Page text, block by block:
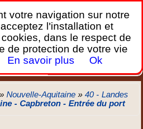
Webcams,
sur mobiles, portables et PC.
Plages Ports Montagnes
New
»Nouvelle-Aquitaine »40 - Landes
- Capbreton - Entrée du port
votre navigation sur notre
l'installation et
dans le respect de
de protection de votre vie
En savoir plus Ok